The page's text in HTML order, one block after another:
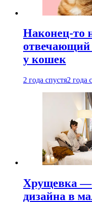
Наконец-то
у кошек
2 года спустя2 года
Хрущевка —
дизайна в